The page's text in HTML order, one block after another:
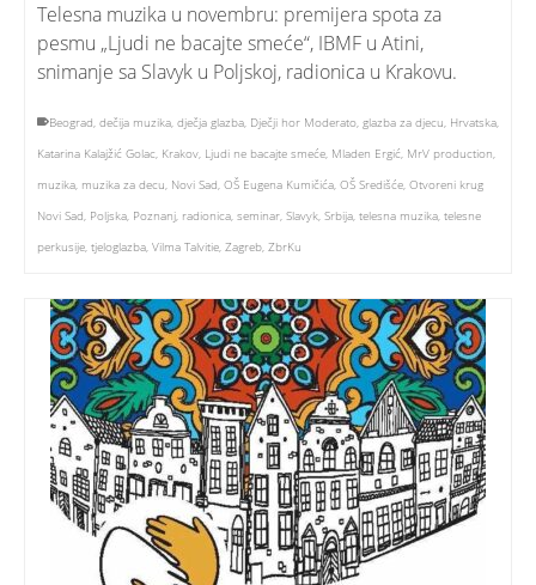
Telesna muzika u novembru: premijera spota za
pesmu „Ljudi ne bacajte smeće“, IBMF u Atini,
snimanje sa Slavyk u Poljskoj, radionica u Krakovu.
Beograd, dečija muzika, dječja glazba, Dječji hor Moderato, glazba za djecu, Hrvatska,
Katarina Kalajžić Golac, Krakov, Ljudi ne bacajte smeće, Mladen Ergić, MrV production,
muzika, muzika za decu, Novi Sad, OŠ Eugena Kumičića, OŠ Središće, Otvoreni krug
Novi Sad, Poljska, Poznanj, radionica, seminar, Slavyk, Srbija, telesna muzika, telesne
perkusije, tjeloglazba, Vilma Talvitie, Zagreb, ZbrKu